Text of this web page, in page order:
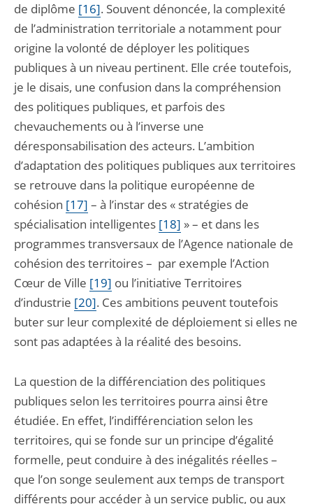
de diplôme [16]. Souvent dénoncée, la complexité
de l’administration territoriale a notamment pour
origine la volonté de déployer les politiques
publiques à un niveau pertinent. Elle crée toutefois,
je le disais, une confusion dans la compréhension
des politiques publiques, et parfois des
chevauchements ou à l’inverse une
déresponsabilisation des acteurs. L’ambition
d’adaptation des politiques publiques aux territoires
se retrouve dans la politique européenne de
cohésion [17] – à l’instar des « stratégies de
spécialisation intelligentes [18] » – et dans les
programmes transversaux de l’Agence nationale de
cohésion des territoires – par exemple l’Action
Cœur de Ville [19] ou l’initiative Territoires
d’industrie [20]. Ces ambitions peuvent toutefois
buter sur leur complexité de déploiement si elles ne
sont pas adaptées à la réalité des besoins.
La question de la différenciation des politiques
publiques selon les territoires pourra ainsi être
étudiée. En effet, l’indifférenciation selon les
territoires, qui se fonde sur un principe d’égalité
formelle, peut conduire à des inégalités réelles –
que l’on songe seulement aux temps de transport
différents pour accéder à un service public, ou aux